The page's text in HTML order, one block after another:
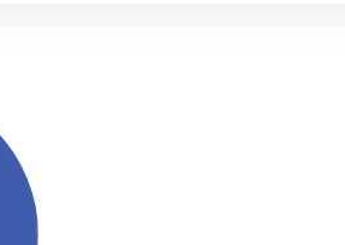
КНИГА В КОМПЛЕКТІ